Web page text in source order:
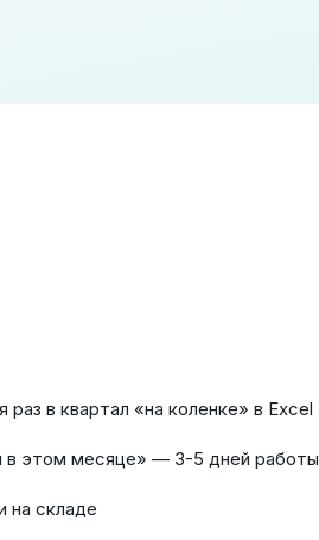
в квартал «на коленке» в Excel
в этом месяце» — 3-5 дней работы
на складе